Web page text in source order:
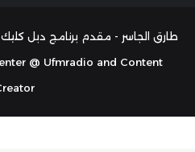
RSS
طارق الجاسر - مقدم برنامج دبل
@ Ufmradio and Content